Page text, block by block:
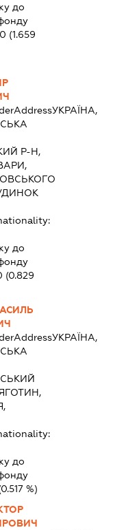
до
(1.659
УКРАЇНА,
Р-Н,
до
(0.829
УКРАЇНА,
до
%)